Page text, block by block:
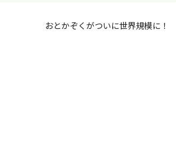
おとかぞくがついに世界規模に！